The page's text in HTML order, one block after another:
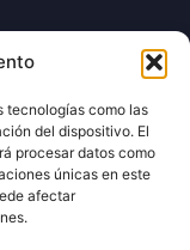
tecnologías como las
del dispositivo. El
procesar datos como
únicas en este
afectar